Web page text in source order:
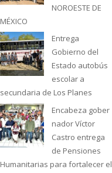
NOROESTE DE
MÉXICO
Entrega
Gobierno del
Estado autobús
escolar a
secundaria de Los Planes
Encabeza gober
nador Víctor
Castro entrega
de Pensiones
Humanitarias para fortalecer el